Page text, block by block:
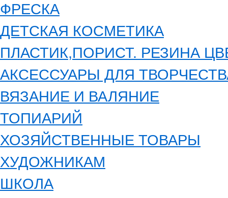
ФРЕСКА
ДЕТСКАЯ КОСМЕТИКА
ПЛАСТИК,ПОРИСТ. РЕЗИНА
АКСЕССУАРЫ ДЛЯ
ВЯЗАНИЕ И ВАЛЯНИЕ
ТОПИАРИЙ
ХОЗЯЙСТВЕННЫЕ ТОВАРЫ
ХУДОЖНИКАМ
ШКОЛА